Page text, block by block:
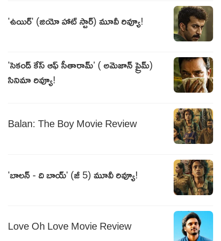
'ఉయిర్' (జియో హాట్ స్టార్) మూవీ రివ్యూ!
'సెకండ్ కేస్ ఆఫ్ సీతారామ్' ( అమెజాన్ ప్రైమ్)
సినిమా రివ్యూ!
Balan: The Boy Movie Review
'బాలన్ - ది బాయ్' (జీ 5) మూవీ రివ్యూ!
Love Oh Love Movie Review